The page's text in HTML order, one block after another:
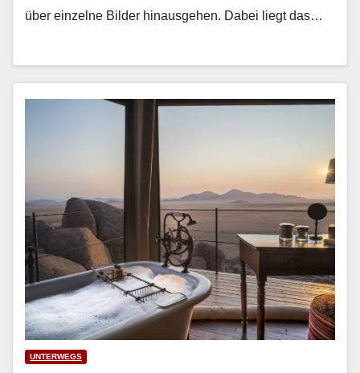
über einzelne Bilder hin­aus­ge­hen. Dabei liegt das…
UNTERWEGS